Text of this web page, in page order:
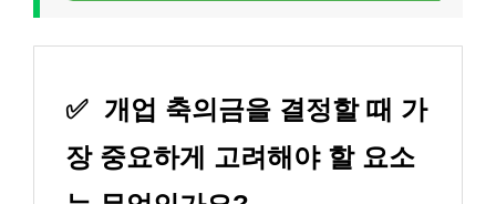
✅ 개업 축의금을 결정할 때 가
장 중요하게 고려해야 할 요소